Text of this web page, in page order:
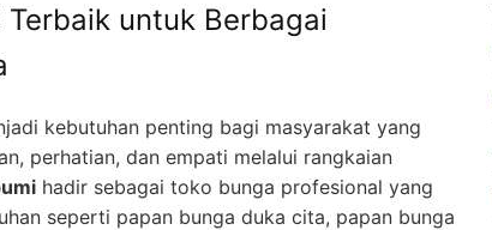
untuk Berbagai
kebutuhan penting bagi masyarakat yang
perhatian, dan empati melalui rangkaian
hadir sebagai toko bunga profesional yang
seperti papan bunga duka cita, papan bunga